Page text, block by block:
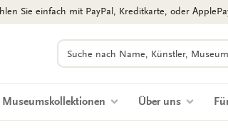
Sie einfach mit PayPal, Kreditkarte, oder
Suchen
Museumskollektionen Über uns